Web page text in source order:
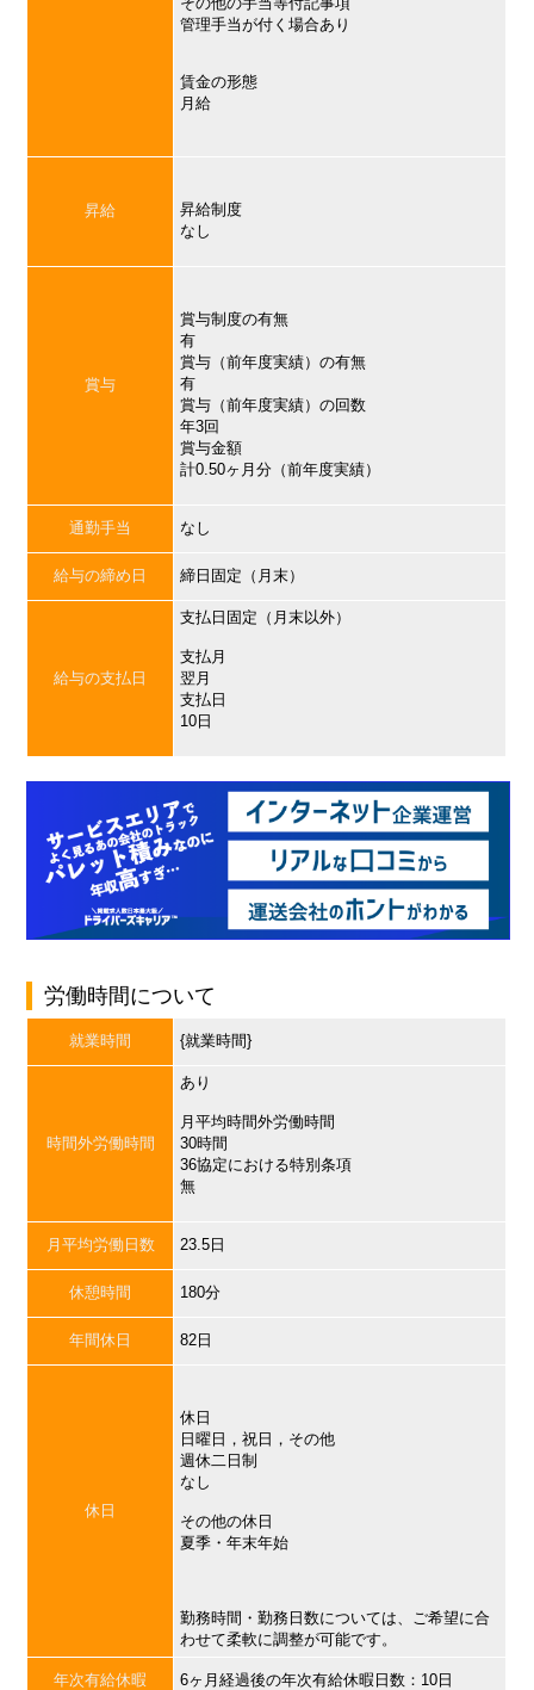
管理手当が付く場合あり
賃金の形態
月給
昇給
昇給制度
なし
賞与
賞与制度の有無
有
賞与（前年度実績）の有無
有
賞与（前年度実績）の回数
年3回
賞与金額
計0.50ヶ月分（前年度実績）
通勤手当 なし
給与の締め日 締日固定（月末）
給与の支払日
支払日固定（月末以外）
支払月
翌月
支払日
10日
労働時間について
就業時間 {就業時間}
時間外労働時間
あり
月平均時間外労働時間
30時間
36協定における特別条項
無
月平均労働日数 23.5日
休憩時間 180分
年間休日 82日
休日
休日
日曜日，祝日，その他
週休二日制
なし
その他の休日
夏季・年末年始
勤務時間・勤務日数については、ご希望に合
わせて柔軟に調整が可能です。
年次有給休暇 6ヶ月経過後の年次有給休暇日数：10日